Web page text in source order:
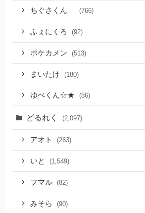
ちぐさくん (766)
ふぇにくろ (92)
ポケカメン (513)
まいたけ (180)
ゆぺくん☆★ (86)
どるれく (2,097)
アオト (263)
いと (1,549)
フマル (82)
みそら (90)